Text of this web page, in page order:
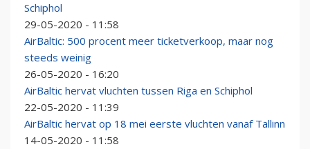
Schiphol
29-05-2020 - 11:58
AirBaltic: 500 procent meer ticketverkoop, maar nog
steeds weinig
26-05-2020 - 16:20
AirBaltic hervat vluchten tussen Riga en Schiphol
22-05-2020 - 11:39
AirBaltic hervat op 18 mei eerste vluchten vanaf Tallinn
14-05-2020 - 11:58